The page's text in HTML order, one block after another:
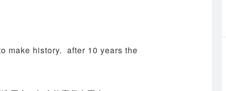
make history. after 10 years the